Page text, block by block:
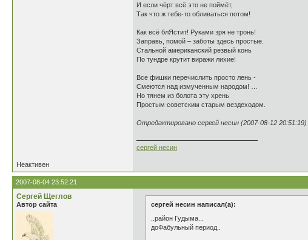
И если чёрт всё это не поймёт,
Так что ж тебе-то обливаться потом!
Как всё блЯстит! Руками зря не тронь!
Заправь, помой – заботы здесь простые.
Стальной американский резвый конь
По тундре крутит виражи лихие!
Все фишки перечислить просто лень -
Смеются над измученным народом! …
Но тянем из болота эту хрень
Простым советским старым вездеходом.
Отредактировано сергей несин (2007-08-12 20:51:19)
сергей несин
Неактивен
2007-08-04 23:52:21
Сергей Щеглов
Автор сайта
сергей несин написал(а):
..район Гудыма...
доФабульный период..